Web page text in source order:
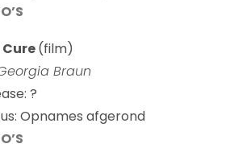
Cure(film)
Braun
?
Opnames afgerond